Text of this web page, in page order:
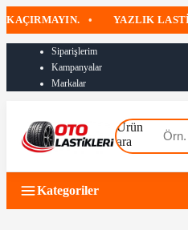
• YAZLIK
Siparişlerim
Kampanyalar
Markalar
Ürün
ara
Kategoriler